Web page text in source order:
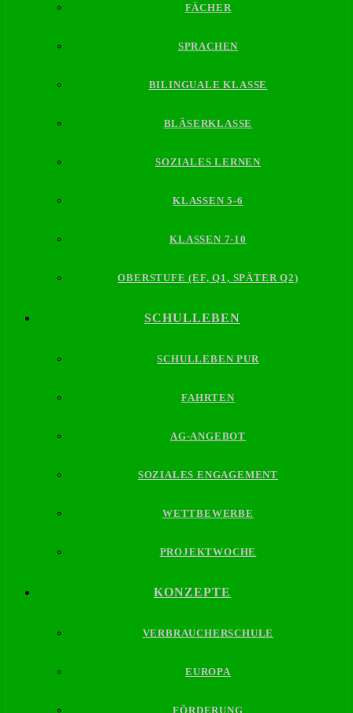
FÄCHER
SPRACHEN
BILINGUALE KLASSE
BLÄSERKLASSE
SOZIALES LERNEN
KLASSEN 5-6
KLASSEN 7-10
OBERSTUFE (EF, Q1, SPÄTER Q2)
SCHULLEBEN
SCHULLEBEN PUR
FAHRTEN
AG-ANGEBOT
SOZIALES ENGAGEMENT
WETTBEWERBE
PROJEKTWOCHE
KONZEPTE
VERBRAUCHERSCHULE
EUROPA
FÖRDERUNG